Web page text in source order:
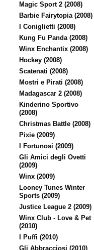
Magic Sport 2 (2008)
Barbie Fairytopia (2008)
I Coniglietti (2008)
Kung Fu Panda (2008)
Winx Enchantix (2008)
Hockey (2008)
Scatenati (2008)
Mostri e Pirati (2008)
Madagascar 2 (2008)
Kinderino Sportivo
(2008)
Christmas Battle (2008)
Pixie (2009)
I Fortunosi (2009)
Gli Amici degli Ovetti
(2009)
Winx (2009)
Looney Tunes Winter
Sports (2009)
Justice League 2 (2009)
Winx Club - Love & Pet
(2010)
I Puffi (2010)
Gli Abbracciosi (2010)